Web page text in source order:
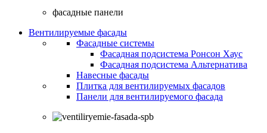
фасадные панели
Вентилируемые фасады
Фасадные системы
Фасадная подсистема Ронсон Хаус
Фасадная подсистема Альтернатива
Навесные фасады
Плитка для вентилируемых фасадов
Панели для вентилируемого фасада